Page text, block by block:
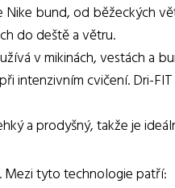
Nike bund, od běžeckých
do deště a větru.
v mikinách, vestách a
intenzivním cvičení. Dri-
a prodyšný, takže je
Mezi tyto technologie patří: